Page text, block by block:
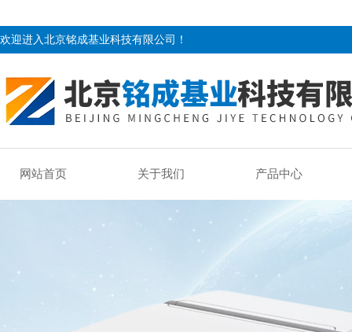
欢迎进入北京铭成基业科技有限公司！
网站首页 关于我们 产品中心